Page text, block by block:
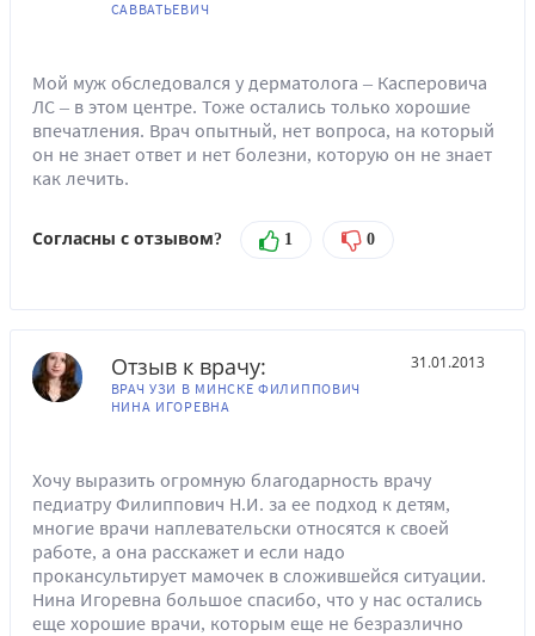
САВВАТЬЕВИЧ
Мой муж обследовался у дерматолога – Касперовича
ЛС – в этом центре. Тоже остались только хорошие
впечатления. Врач опытный, нет вопроса, на который
он не знает ответ и нет болезни, которую он не знает
как лечить.
Согласны с отзывом? 1 0
Отзыв к врачу:
ВРАЧ УЗИ В МИНСКЕ ФИЛИППОВИЧ
НИНА ИГОРЕВНА
31.01.2013
Хочу выразить огромную благодарность врачу
педиатру Филиппович Н.И. за ее подход к детям,
многие врачи наплевательски относятся к своей
работе, а она расскажет и если надо
прокансультирует мамочек в сложившейся ситуации.
Нина Игоревна большое спасибо, что у нас остались
еще хорошие врачи, которым еще не безразлично